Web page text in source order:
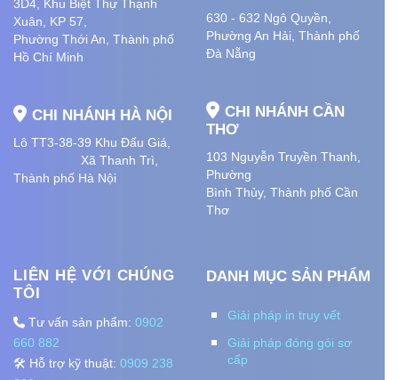
3D4, Khu Biệt Thự Thạnh
Xuân, KP 57,
Phường Thới An, Thành phố
Hồ Chí Minh
CHI NHÁNH HÀ NỘI
Lô TT3-38-39 Khu Đấu Giá,
Xã Thanh Trì,
Thành phố Hà Nội
630 - 632 Ngô Quyền,
Phường An Hải , Thành phố
Đà Nẵng
CHI NHÁNH CẦN
THƠ
103 Nguyễn Truyền Thanh,
Phường
Bình Thủy, Thành phố Cần
Thơ
LIÊN HỆ VỚI CHÚNG
TÔI
Tư vấn sản phẩm: 0902
660 882
🛠️ Hỗ trợ kỹ thuật: 0909 238
DANH MỤC SẢN PHẨM
Giải pháp in truy vết
Giải pháp đóng gói sơ
cấp